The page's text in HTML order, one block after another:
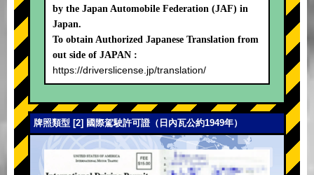
by the Japan Automobile Federation (JAF) in
Japan.
To obtain Authorized Japanese Translation from
out side of JAPAN :
https://driverslicense.jp/translation/
牌照類型 [2] 國際駕駛許可證（日內瓦公約1949年）